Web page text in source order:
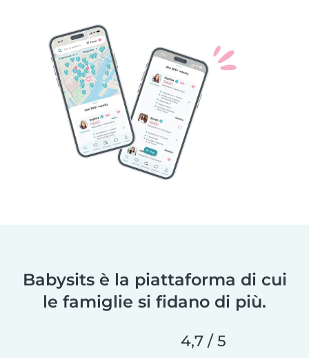
Babysits è la piattaforma di cui
le famiglie si fidano di più.
4,7 / 5